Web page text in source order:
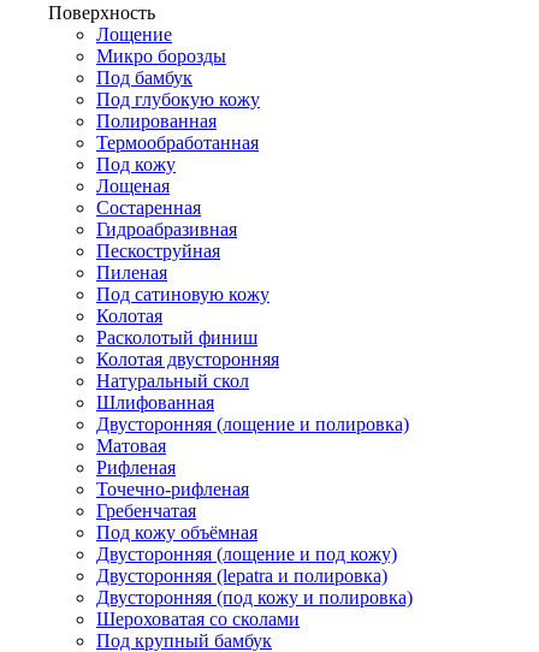
Поверхность
Лощение
Микро борозды
Под бамбук
Под глубокую кожу
Полированная
Термообработанная
Под кожу
Лощеная
Состаренная
Гидроабразивная
Пескоструйная
Пиленая
Под сатиновую кожу
Колотая
Расколотый финиш
Колотая двусторонняя
Натуральный скол
Шлифованная
Двусторонняя (лощение и полировка)
Матовая
Рифленая
Точечно-рифленая
Гребенчатая
Под кожу объёмная
Двусторонняя (лощение и под кожу)
Двусторонняя (lepatra и полировка)
Двусторонняя (под кожу и полировка)
Шероховатая со сколами
Под крупный бамбук